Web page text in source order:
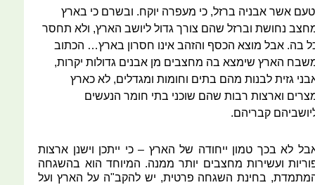
אשר אבניה ברזל, כי מעפרה יוקח. ובשרם כי בארץ
נחושת וברזל שהם צורך גדול ליושב הארץ, ולא תחסר
בה. אבל מוצא הכסף והזהב אינו חסרון בארץ… הכתוב
הארץ שימצא בה מחצבים מן אבנים גדולות יקרות,
גזית לבנות מהם בתים וחומות ומגדלים, לא כארץ
וארצות רבות שהם שוכני בתי חומר הנעשים
קבריהם.
לא בכך טמון ייחודה של הארץ – כי ייתכן וישנן ארצות
ועשירות מחצבים יותר ממנה. המיוחד הוא בהשגחה
בחינת השגחה פרטית, יש להקב"ה על הארץ ועל